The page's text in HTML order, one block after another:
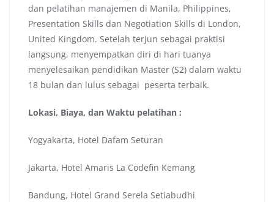
dan pelatihan manajemen di Manila, Philippines,
Presentation Skills dan Negotiation Skills di London,
United Kingdom. Setelah terjun sebagai praktisi
langsung, menyempatkan diri di hari tuanya
menyelesaikan pendidikan Master (S2) dalam waktu
18 bulan dan lulus sebagai peserta terbaik.
Lokasi, Biaya, dan Waktu pelatihan :
Yogyakarta, Hotel Dafam Seturan
Jakarta, Hotel Amaris La Codefin Kemang
Bandung, Hotel Grand Serela Setiabudhi